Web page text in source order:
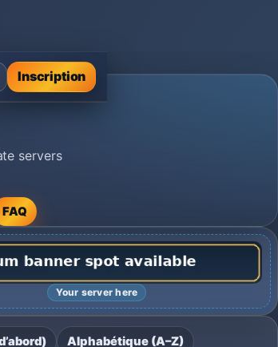
Inscription
servers
FAQ
Your server here
Alphabétique (A–Z)